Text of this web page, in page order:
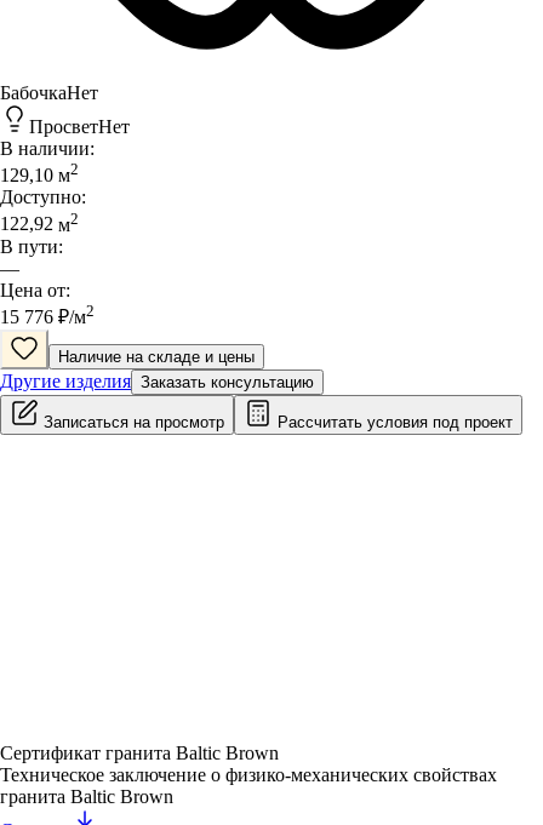
БабочкаНет
ПросветНет
В наличии:
129,10 м2
Доступно:
122,92 м2
В пути:
—
Цена от:
15 776 ₽/м2
Наличие на складе и цены
Другие изделия Заказать консультацию
Записаться на просмотр Рассчитать условия под проект
Сертификат гранита Baltic Brown
Техническое заключение о физико-механических свойствах
гранита Baltic Brown